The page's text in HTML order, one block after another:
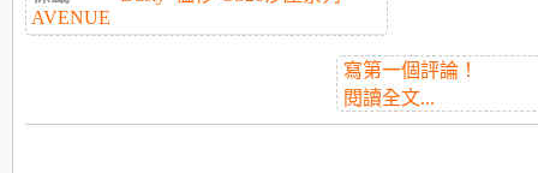
AVENUE
寫第一個評論！
閱讀全文...